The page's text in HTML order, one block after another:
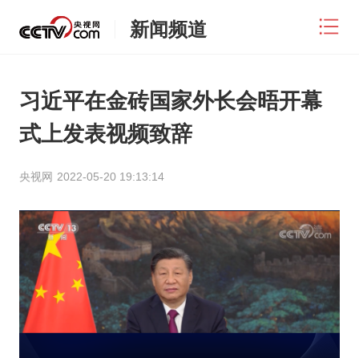
新闻频道
习近平在金砖国家外长会晤开幕
式上发表视频致辞
央视网 2022-05-20 19:13:14